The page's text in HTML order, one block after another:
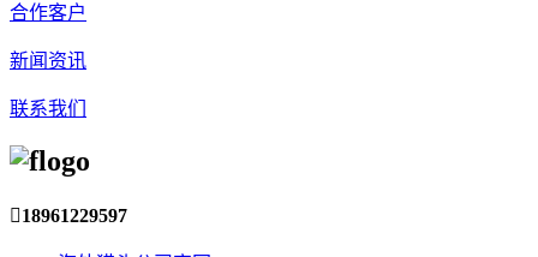
合作客户
新闻资讯
联系我们
18961229597